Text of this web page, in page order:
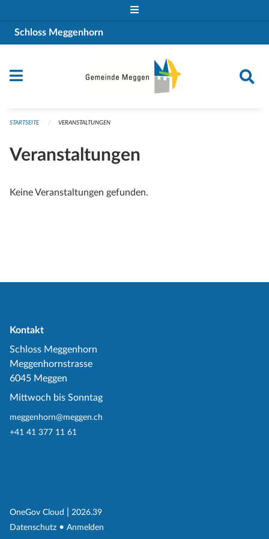
Schloss Meggenhorn
STARTSEITE VERANSTALTUNGEN
Veranstaltungen
Keine Veranstaltungen gefunden.
Kontakt
Schloss Meggenhorn
Meggenhornstrasse
6045 Meggen
Mittwoch bis Sonntag
meggenhorn@meggen.ch
+41 41 377 11 61
OneGov Cloud (External Link)
2026.39
Datenschutz (External Link)
Anmelden